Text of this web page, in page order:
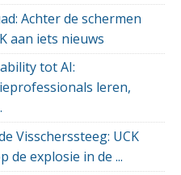
Achter de schermen
aan iets nieuws
tot AI:
leren,
Visscherssteeg: UCK
de explosie in de ...